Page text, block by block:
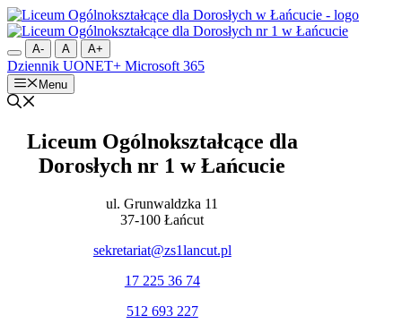
Przejdź
do
treściA- A A+
Dziennik UONET+ Microsoft 365
Menu
Liceum Ogólnokształcące dla
Dorosłych nr 1 w Łańcucie
ul. Grunwaldzka 11
37-100 Łańcut
sekretariat@zs1lancut.pl
17 225 36 74
512 693 227